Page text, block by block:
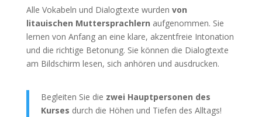
Alle Vokabeln und Dialogtexte wurden von
litauischen Muttersprachlern aufgenommen. Sie
lernen von Anfang an eine klare, akzentfreie Intonation
und die richtige Betonung. Sie können die Dialogtexte
am Bildschirm lesen, sich anhören und ausdrucken.
Begleiten Sie die zwei Hauptpersonen des
Kurses durch die Höhen und Tiefen des Alltags!